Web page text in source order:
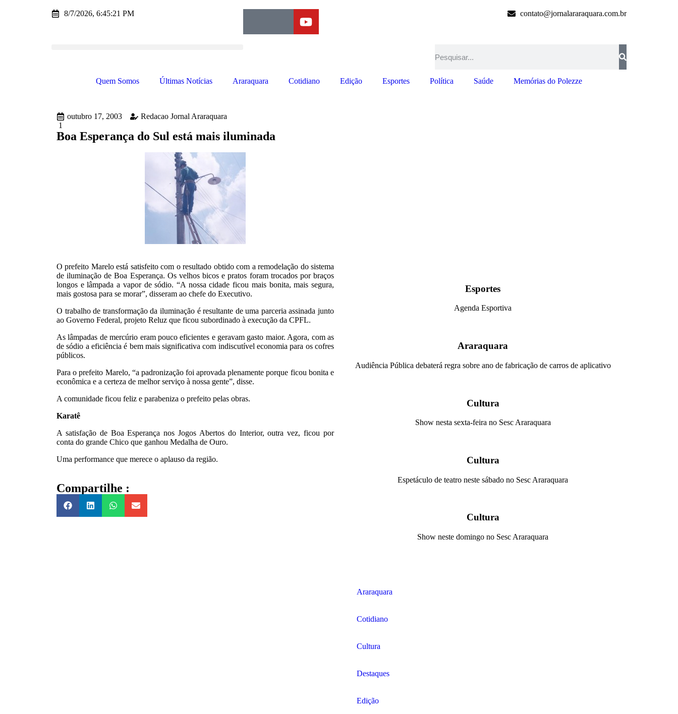
8/7/2026, 6:45:21 PM contato@jornalararaquara.com.br
Quem Somos Últimas Notícias Araraquara Cotidiano Edição Esportes Política Saúde Memórias do Polezze
outubro 17, 2003
Redacao Jornal Araraquara
1
Boa Esperança do Sul está mais iluminada
O prefeito Marelo está satisfeito com o resultado obtido com a remodelação do sistema
de iluminação de Boa Esperança. Os velhos bicos e pratos foram trocados por braços
longos e lâmpada a vapor de sódio. “A nossa cidade ficou mais bonita, mais segura,
mais gostosa para se morar”, disseram ao chefe do Executivo.
O trabalho de transformação da iluminação é resultante de uma parceria assinada junto
ao Governo Federal, projeto Reluz que ficou subordinado à execução da CPFL.
As lâmpadas de mercúrio eram pouco eficientes e geravam gasto maior. Agora, com as
de sódio a eficiência é bem mais significativa com indiscutível economia para os cofres
públicos.
Para o prefeito Marelo, “a padronização foi aprovada plenamente porque ficou bonita e
econômica e a certeza de melhor serviço à nossa gente”, disse.
A comunidade ficou feliz e parabeniza o prefeito pelas obras.
Karatê
A satisfação de Boa Esperança nos Jogos Abertos do Interior, outra vez, ficou por
conta do grande Chico que ganhou Medalha de Ouro.
Uma performance que merece o aplauso da região.
Compartilhe :
Esportes
Agenda Esportiva
Araraquara
Audiência Pública debaterá regra sobre ano de fabricação de carros de aplicativo
Cultura
Show nesta sexta-feira no Sesc Araraquara
Cultura
Espetáculo de teatro neste sábado no Sesc Araraquara
Cultura
Show neste domingo no Sesc Araraquara
Araraquara
Cotidiano
Cultura
Destaques
Edição